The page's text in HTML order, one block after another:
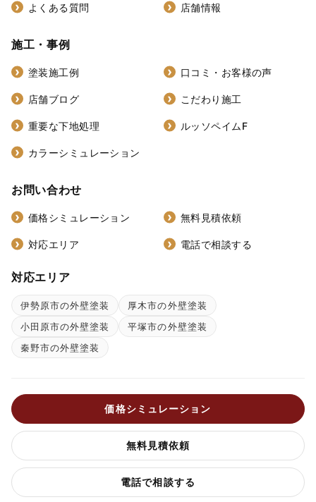
よくある質問 店舗情報
施工・事例
塗装施工例 口コミ・お客様の声
店舗ブログ こだわり施工
重要な下地処理 ルッソペイムF
カラーシミュレーション
お問い合わせ
価格シミュレーション 無料見積依頼
対応エリア 電話で相談する
対応エリア
伊勢原市の外壁塗装
厚木市の外壁塗装
小田原市の外壁塗装
平塚市の外壁塗装
秦野市の外壁塗装
価格シミュレーション
無料見積依頼
電話で相談する